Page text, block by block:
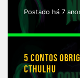
Postado há 7
5 CONTOS
CTHULHU